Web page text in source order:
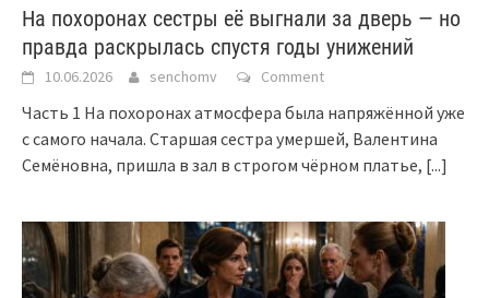
На похоронах сестры её выгнали за дверь — но
правда раскрылась спустя годы унижений
10.06.2026 senchomv Comment
Часть 1 На похоронах атмосфера была напряжённой уже
с самого начала. Старшая сестра умершей, Валентина
Семёновна, пришла в зал в строгом чёрном платье, [...]